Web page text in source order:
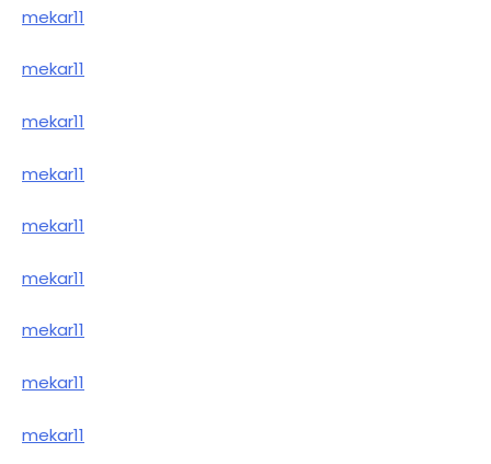
mekar11
mekar11
mekar11
mekar11
mekar11
mekar11
mekar11
mekar11
mekar11